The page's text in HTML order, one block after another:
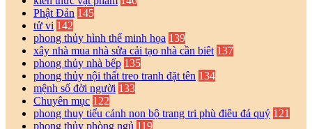
Phật Đản 145
tử vi 142
phong thủy hình thế minh họa 139
xây nhà mua nhà sửa cải tạo nhà cần biêt 137
phong thủy nhà bếp 135
phong thủy nội thất treo tranh đặt tên 134
mệnh số đời người 133
Chuyên mục 122
phong thuy tiểu cảnh non bộ trang tri phù điêu đá quý 121
phong thủy phòng ngủ 119